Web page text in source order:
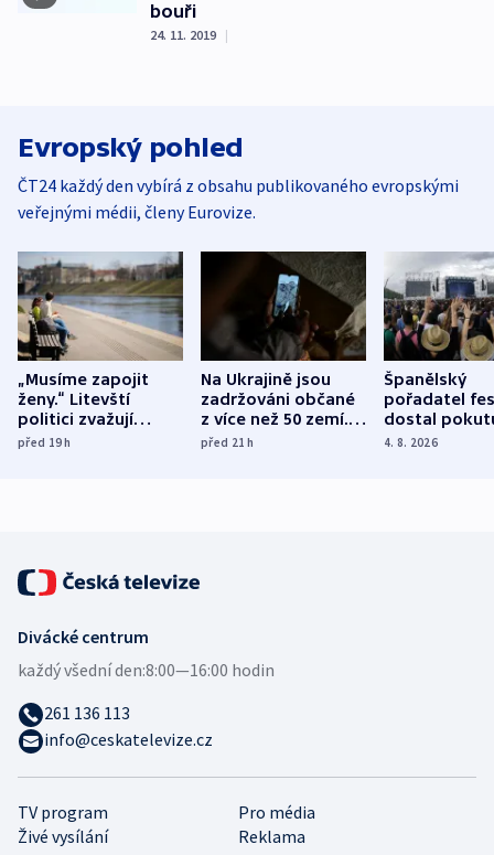
bouři
24. 11. 2019 |
Evropský pohled
ČT24 každý den vybírá z obsahu publikovaného evropskými
veřejnými médii, členy Eurovize.
„Musíme zapojit
ženy.“ Litevští
politici zvažují
dohodu o
před 19h
Na Ukrajině jsou
zadržováni občané
z více než 50 zemí.
Bojovali na straně
před 21h
Španělský
pořadatel
dostal
nekalé
4. 8. 2026
TV program
Pro média
Živé vysílání
Reklama
Divácké centrum
každý všední den:8:00—16:00 hodin
261 136 113
info@ceskatelevize.cz